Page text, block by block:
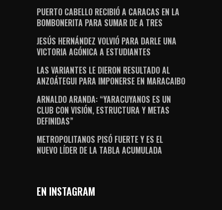
PUERTO CABELLO RECIBIÓ A CARACAS EN LA
BOMBONERITA PARA SUMAR DE A TRES
JESÚS HERNÁNDEZ VOLVIÓ PARA DARLE UNA
VICTORIA AGÓNICA A ESTUDIANTES
LAS VARIANTES LE DIERON RESULTADO AL
ANZOÁTEGUI PARA IMPONERSE EN MARACAIBO
ARNALDO ARANDA: “YARACUYANOS ES UN
CLUB CON VISIÓN, ESTRUCTURA Y METAS
DEFINIDAS”
METROPOLITANOS PISÓ FUERTE Y ES EL
NUEVO LÍDER DE LA TABLA ACUMULADA
EN INSTAGRAM